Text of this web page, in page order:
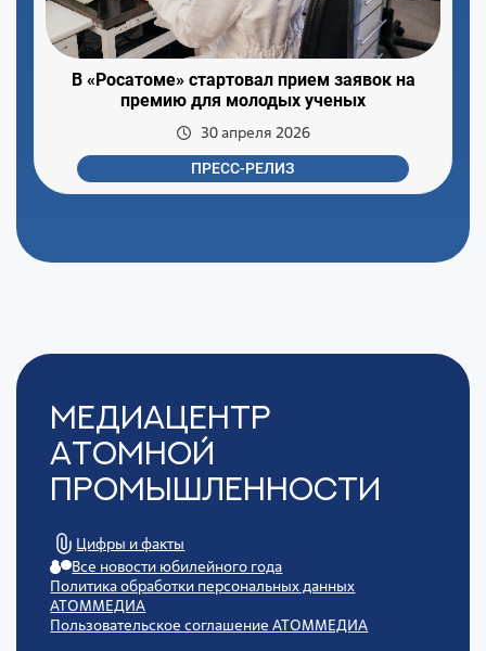
В «Росатоме» стартовал прием заявок на
премию для молодых ученых
30 апреля 2026
ПРЕСС-РЕЛИЗ
Медиацентр
Атомной
Промышленности
Цифры и факты
Все новости юбилейного года
Политика обработки персональных данных
АТОММЕДИА
Пользовательское соглашение АТОММЕДИА